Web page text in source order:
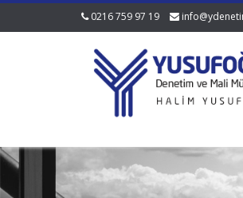
0216 759 97 19